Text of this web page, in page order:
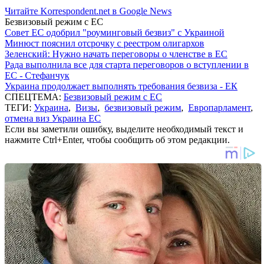
Читайте Korrespondent.net в Google News
Безвизовый режим с ЕС
Совет ЕС одобрил "роуминговый безвиз" с Украиной
Минюст пояснил отсрочку с реестром олигархов
Зеленский: Нужно начать переговоры о членстве в ЕС
Рада выполнила все для старта переговоров о вступлении в
ЕС - Стефанчук
Украина продолжает выполнять требования безвиза - ЕК
СПЕЦТЕМА: Безвизовый режим с ЕС
ТЕГИ: Украина, Визы, безвизовый режим, Европарламент,
отмена виз Украина ЕС
Если вы заметили ошибку, выделите необходимый текст и
нажмите Ctrl+Enter, чтобы сообщить об этом редакции.